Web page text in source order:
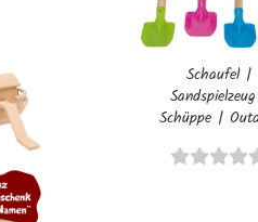
Schaufel |
Schüppe |